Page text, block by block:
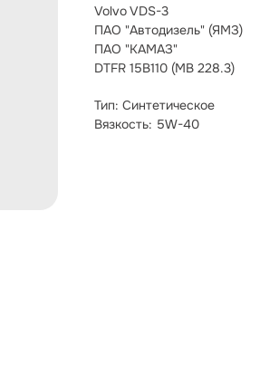
Volvo VDS-3
ПАО "Автодизель" (ЯМЗ)
ПАО "КАМАЗ"
DTFR 15B110 (MB 228.3)
Тип: Синтетическое
Вязкость: 5W-40